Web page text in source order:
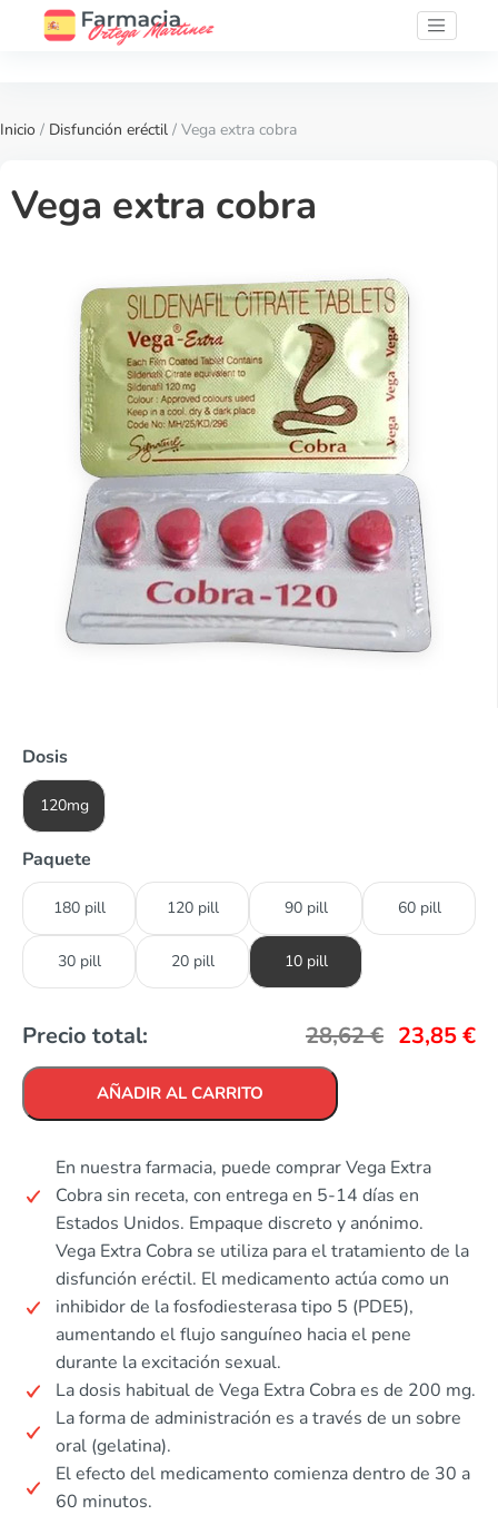
Inicio / Disfunción eréctil / Vega extra cobra
Vega extra cobra
Dosis
120mg
Paquete
180 pill 120 pill 90 pill 60 pill
30 pill 20 pill 10 pill
Precio total: 28,62€ 23,85€
AÑADIR AL CARRITO
En nuestra farmacia, puede comprar Vega Extra
Cobra sin receta, con entrega en 5-14 días en
Estados Unidos. Empaque discreto y anónimo.
Vega Extra Cobra se utiliza para el tratamiento de la
disfunción eréctil. El medicamento actúa como un
inhibidor de la fosfodiesterasa tipo 5 (PDE5),
aumentando el flujo sanguíneo hacia el pene
durante la excitación sexual.
La dosis habitual de Vega Extra Cobra es de 200 mg.
La forma de administración es a través de un sobre
oral (gelatina).
El efecto del medicamento comienza dentro de 30 a
60 minutos.